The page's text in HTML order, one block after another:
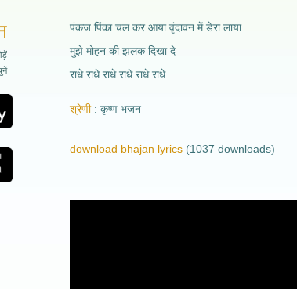
पंकज पिंका चल कर आया वृंदावन में डेरा लाया
मुझे मोहन की झलक दिखा दे
राधे राधे राधे राधे राधे राधे
श्रेणी कृष्ण भजन
download bhajan lyrics (1037 downloads)